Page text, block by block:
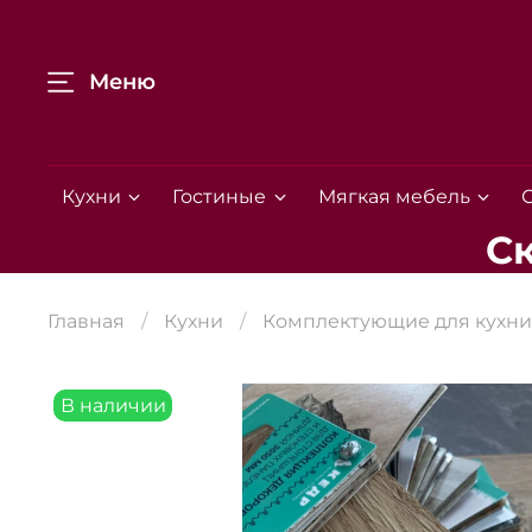
Меню
Кухни Гостиные Мягкая мебель
Главная Кухни Комплектующие для кухни
В наличии